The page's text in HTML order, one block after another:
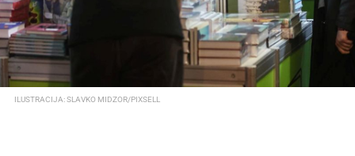
ILUSTRACIJA: SLAVKO MIDZOR/PIXSELL